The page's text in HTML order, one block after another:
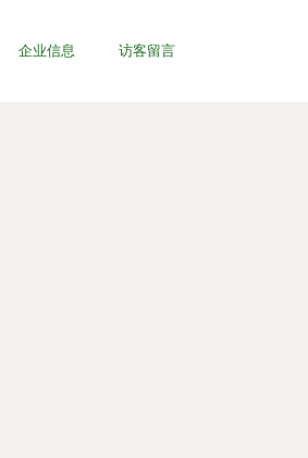
企业信息 访客留言